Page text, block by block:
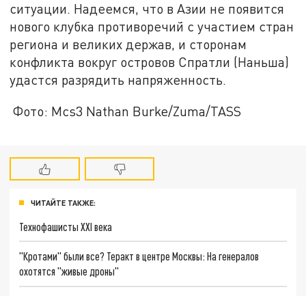
ситуации. Надеемся, что в Азии не появится
нового клубка противоречий с участием стран
региона и великих держав, и сторонам
конфликта вокруг островов Спратли (Наньша)
удастся разрядить напряженность.
Фото: Mcs3 Nathan Burke/Zuma/TASS
ЧИТАЙТЕ ТАКЖЕ:
Технофашисты XXI века
"Кротами" были все? Теракт в центре Москвы: На генералов
охотятся "живые дроны"